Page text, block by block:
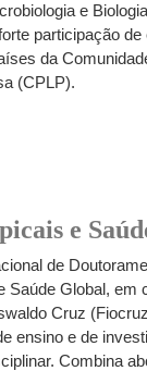
e
participação de
da
(CPLP).
e
de
Saúde Global, em
Cruz
ensino e de
Combina